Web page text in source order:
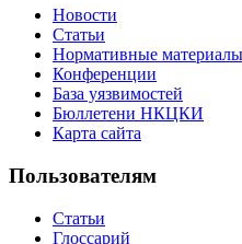
Новости
Статьи
Нормативные материалы
Конференции
База уязвимостей
Бюллетени НКЦКИ
Карта сайта
Пользователям
Статьи
Глоссарий